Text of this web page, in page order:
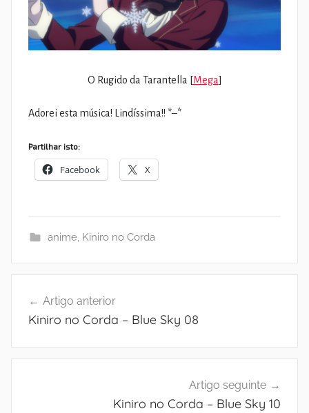
O Rugido da Tarantella [Mega]
Adorei esta música! Lindíssima!! *–*
Partilhar isto:
Facebook X
anime, Kiniro no Corda
de
Artigo anterior
Kiniro no Corda – Blue Sky 08
Artigo seguinte
Kiniro no Corda – Blue Sky 10